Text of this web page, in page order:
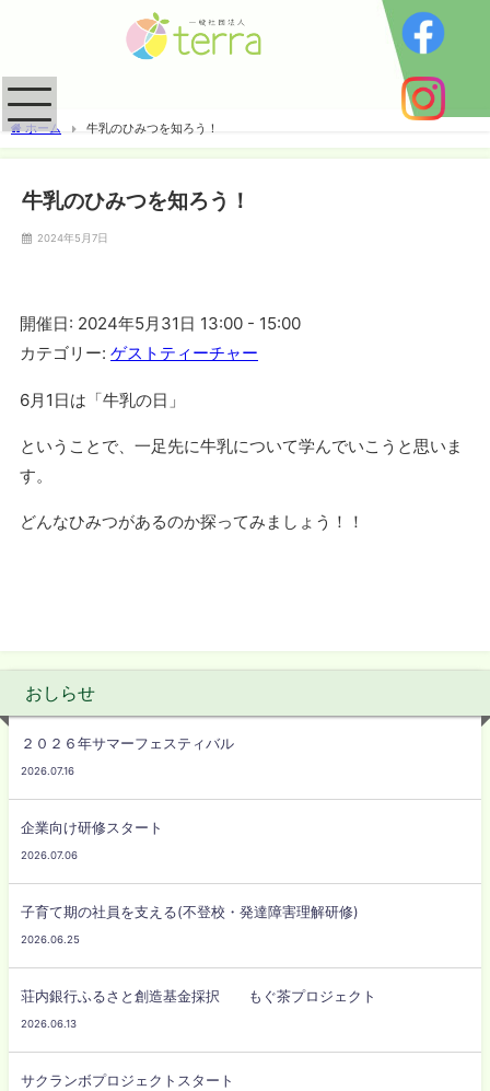
ホーム 牛乳のひみつを知ろう！
牛乳のひみつを知ろう！
2024年5月7日
開催日: 2024年5月31日 13:00 - 15:00
カテゴリー: ゲストティーチャー
6月1日は「牛乳の日」
ということで、一足先に牛乳について学んでいこうと思いま
す。
どんなひみつがあるのか探ってみましょう！！
おしらせ
２０２６年サマーフェスティバル
2026.07.16
企業向け研修スタート
2026.07.06
子育て期の社員を支える(不登校・発達障害理解研修)
2026.06.25
荘内銀行ふるさと創造基金採択 もぐ茶プロジェクト
2026.06.13
サクランボプロジェクトスタート